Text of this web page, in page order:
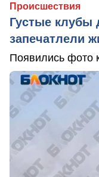
Происшествия
Густые клубы
запечатлели
Появились фото